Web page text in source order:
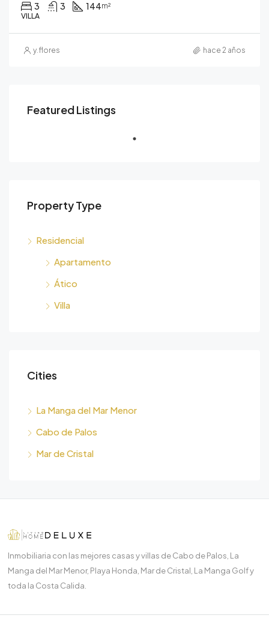
3 3 144m²
VILLA
y.flores hace 2 años
Featured Listings
Property Type
Residencial
Apartamento
Ático
Villa
Cities
La Manga del Mar Menor
Cabo de Palos
Mar de Cristal
Inmobiliaria con las mejores casas y villas de Cabo de Palos, La
Manga del Mar Menor, Playa Honda, Mar de Cristal, La Manga Golf y
toda la Costa Calida.